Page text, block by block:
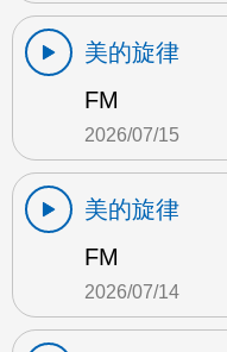
美的旋律
FM
2026/07/15
美的旋律
FM
2026/07/14